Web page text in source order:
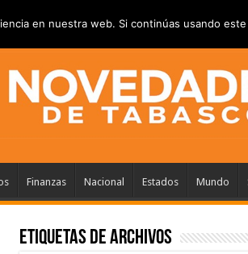
Finanzas Nacional Estados Mundo
Etiquetas de Archivos
en nuestra web. Si continúas usando